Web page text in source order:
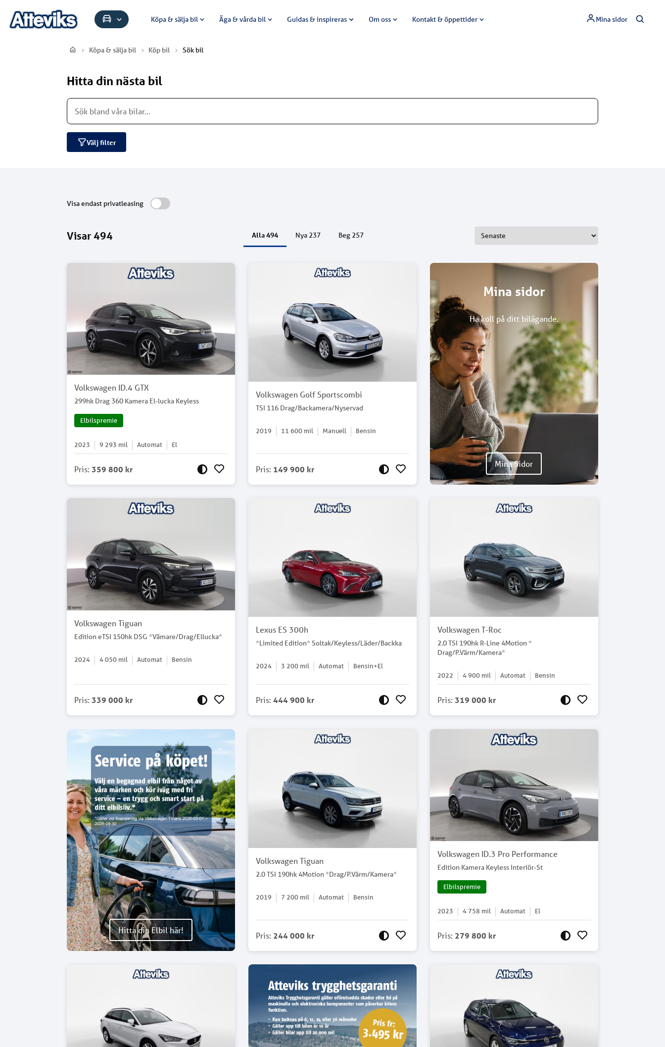
Köpa & sälja bil Äga & vårda bil Guidas & inspireras Om oss Kontakt & öppettider Mina sidor
Köpa & sälja bil Köp bil Sök bil
Hitta din nästa bil
Välj filter
Visa endast privatleasing
Visar494 Alla494 Nya 237 Beg 257
Volkswagen ID.4 GTX
299hk Drag 360 Kamera El-lucka Keyless
Elbilspremie
2023 9 293 mil Automat El
Pris:359 800 kr
Volkswagen Golf Sportscombi
TSI 116 Drag/Backamera/Nyservad
2019 11 600 mil Manuell Bensin
Pris: 149 900 kr
Mina sidor
Ha koll på ditt bilägande.
Mina Sidor
Volkswagen Tiguan
Edition eTSI 150hk DSG *Vämare/Drag/Ellucka*
2024 4 050 mil Automat Bensin
Pris:339 000 kr
Lexus ES 300h
*Limited Edition* Soltak/Keyless/Läder/Backka
2024 3 200 mil Automat Bensin+El
Pris:444 900 kr
Volkswagen T-Roc
2.0 TSI 190hk R-Line 4Motion *
Drag/P.Värm/Kamera*
2022 4 900mil Automat Bensin
Pris: 319 000 kr
Hitta din Elbil här!
Volkswagen Tiguan
2.0 TSI 190hk 4Motion *Drag/P.Värm/Kamera*
2019 7 200 mil Automat Bensin
Pris: 244 000 kr
Volkswagen ID.3 Pro Performance
Edition Kamera Keyless Interiör-St
Elbilspremie
2023 4 758 mil Automat El
Pris: 279 800 kr